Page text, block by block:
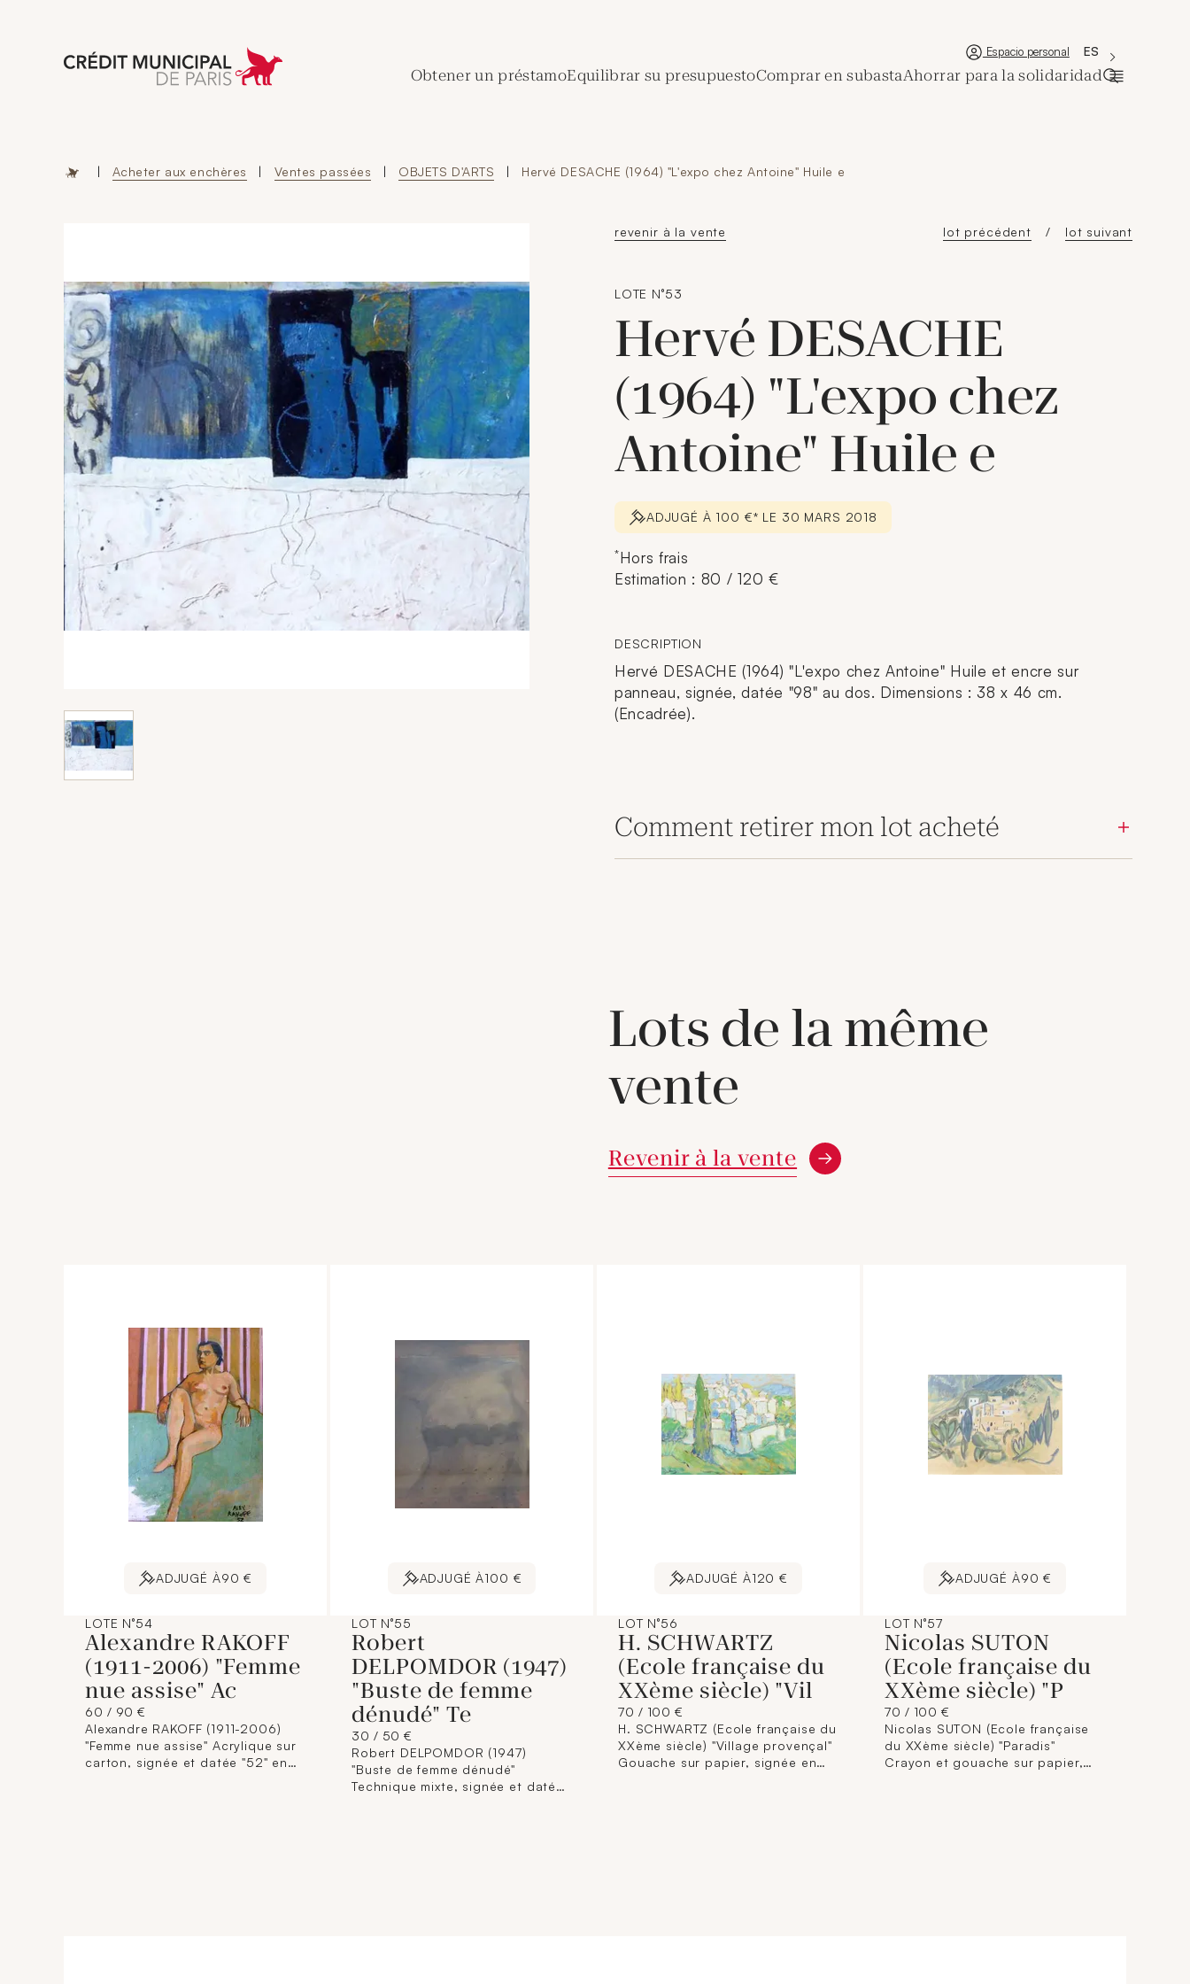
Aller à l'accueil de Crédit Municipal de Paris Nueva ventana
Espacio personal 'Choisir une
La langue
ES
Obtener un préstamoEquilibrar su presupuestoComprar en subastaAhorrar para la solidaridad
| Acheter aux enchères | Ventes passées | OBJETS D'ARTS | Hervé DESACHE (1964) "L'expo chez Antoine" Huile e
revenir à la vente lot précédent lot suivant
LOTE N°53
Hervé DESACHE
(1964) "L'expo chez
Antoine" Huile e
ADJUGÉ À 100 €* LE 30 MARS 2018
*Hors frais
Estimation : 80 / 120 €
DESCRIPTION
Hervé DESACHE (1964) "L'expo chez Antoine" Huile et encre sur
panneau, signée, datée "98" au dos. Dimensions : 38 x 46 cm.
(Encadrée).
Comment retirer mon lot acheté
Lots de la même
vente
Revenir à la vente
ADJUGÉ À90 €
LOTE N°54
Alexandre RAKOFF
(1911-2006) "Femme
nue assise" Ac
60 / 90 €
Alexandre RAKOFF (1911-2006)
"Femme nue assise" Acrylique sur
carton, signée et datée "52" en
ADJUGÉ À100 €
LOT N°55
Robert
DELPOMDOR (1947)
"Buste de femme
dénudé" Te
30 / 50 €
Robert DELPOMDOR (1947)
"Buste de femme dénudé"
Technique mixte, signée et datée
ADJUGÉ À120 €
LOT N°56
H. SCHWARTZ
(Ecole française du
XXème siècle) "Vil
70 / 100 €
H. SCHWARTZ (Ecole française du
XXème siècle) "Village provençal"
Gouache sur papier, signée en
ADJUGÉ À90 €
LOT N°57
Nicolas SUTON
(Ecole française du
XXème siècle) "P
70 / 100 €
Nicolas SUTON (Ecole française
du XXème siècle) "Paradis"
Crayon et gouache sur papier,